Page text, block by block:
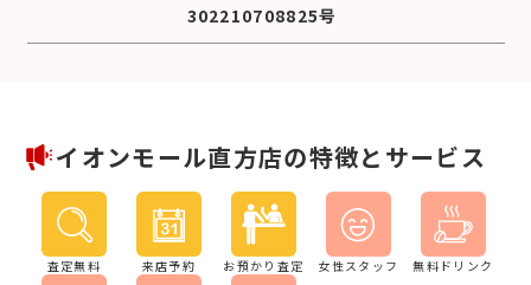
302210708825号
イオンモール直方店の特徴とサービス
査定無料 来店予約 お預かり査定 女性スタッフ 無料ドリンク